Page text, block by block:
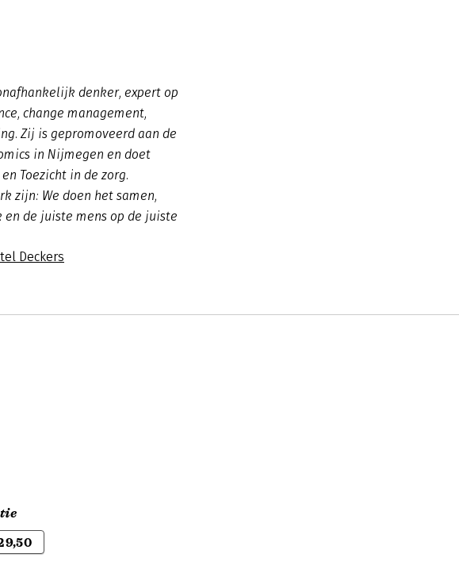
denker, expert op
change management,
Zij is gepromoveerd aan de
in Nijmegen en doet
Toezicht in de zorg.
zijn: We doen het samen,
de juiste mens op de juiste
Deckers